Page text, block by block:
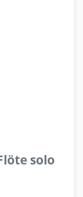
solo